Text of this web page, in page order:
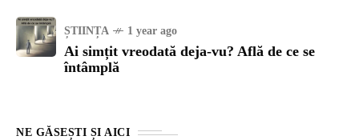
ȘTIINȚA 1 year ago
Ai simțit vreodată deja-vu? Află de ce se
întâmplă
NE GĂSEȘTI ȘI AICI